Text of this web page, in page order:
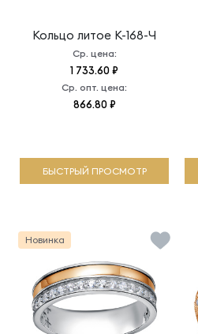
Кольцо литое К-168-Ч
Ср. цена:
1 733.60 ₽
Ср. опт. цена:
866.80 ₽
БЫСТРЫЙ ПРОСМОТР
Новинка